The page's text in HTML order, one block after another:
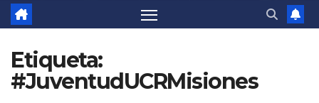
Etiqueta:
#JuventudUCRMisiones